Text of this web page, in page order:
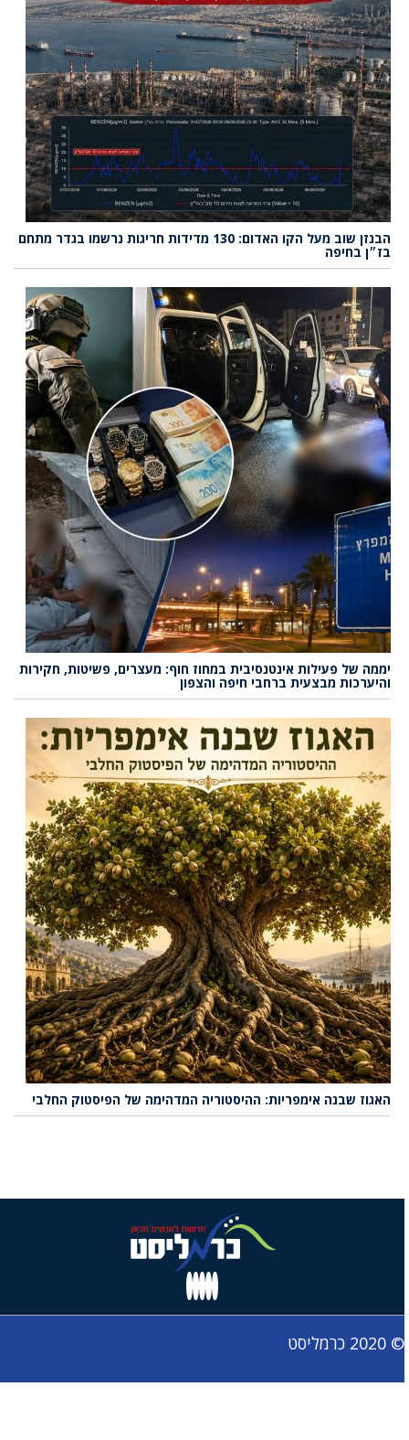
הבנזן שוב מעל הקו האדום: 130 מדידות חריגות נרשמו בגדר מתחם
בז״ן בחיפה
יממה של פעילות אינטנסיבית במחוז חוף: מעצרים, פשיטות, חקירות
והיערכות מבצעית ברחבי חיפה והצפון
האגוז שבנה אימפריות: ההיסטוריה המדהימה של הפיסטוק החלבי
© 2020 כרמליסט